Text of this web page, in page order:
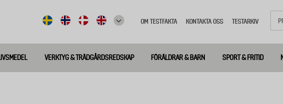
meny
OM TESTFAKTA KONTAKTA OSS TESTARKIV
VERKTYG & TRÄDGÅRDSREDSKAP FÖRÄLDRAR & BARN SPORT & FRITID